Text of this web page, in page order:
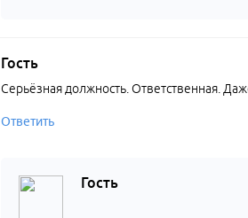
Гость
Серьёзная должность. Ответственная.
Ответить
Гость